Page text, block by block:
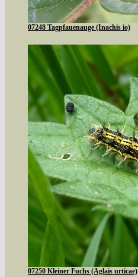
07248 Tagpfauenauge (Inachis io)
07250 Kleiner Fuchs (Aglais urticae)